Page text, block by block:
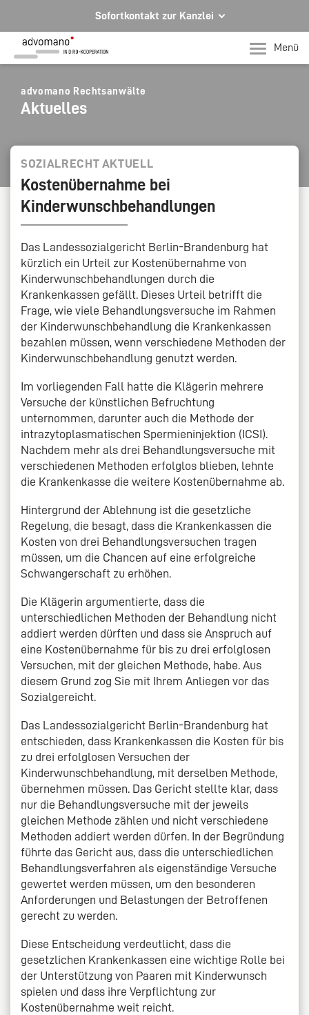
Sofortkontakt zur Kanzlei
Ihre Rechtsberatung in Hagen und Iserlohn
Ihr direkter Kontakt zu uns
Telefon Hagen
+49 2331 91599-0
Per E-Mail für Sie da.
mail@advomano.de
Menü
advomano Rechtsanwälte
Aktuelles
SOZIALRECHT AKTUELL
Kostenübernahme bei
Kinderwunschbehandlungen
Das Landessozialgericht Berlin-Brandenburg hat
kürzlich ein Urteil zur Kostenübernahme von
Kinderwunschbehandlungen durch die
Krankenkassen gefällt. Dieses Urteil betrifft die
Frage, wie viele Behandlungsversuche im Rahmen
der Kinderwunschbehandlung die Krankenkassen
bezahlen müssen, wenn verschiedene Methoden der
Kinderwunschbehandlung genutzt werden.
Im vorliegenden Fall hatte die Klägerin mehrere
Versuche der künstlichen Befruchtung
unternommen, darunter auch die Methode der
intrazytoplasmatischen Spermieninjektion (ICSI).
Nachdem mehr als drei Behandlungsversuche mit
verschiedenen Methoden erfolglos blieben, lehnte
die Krankenkasse die weitere Kostenübernahme ab.
Hintergrund der Ablehnung ist die gesetzliche
Regelung, die besagt, dass die Krankenkassen die
Kosten von drei Behandlungsversuchen tragen
müssen, um die Chancen auf eine erfolgreiche
Schwangerschaft zu erhöhen.
Die Klägerin argumentierte, dass die
unterschiedlichen Methoden der Behandlung nicht
addiert werden dürften und dass sie Anspruch auf
eine Kostenübernahme für bis zu drei erfolglosen
Versuchen, mit der gleichen Methode, habe. Aus
diesem Grund zog Sie mit Ihrem Anliegen vor das
Sozialgereicht.
Das Landessozialgericht Berlin-Brandenburg hat
entschieden, dass Krankenkassen die Kosten für bis
zu drei erfolglosen Versuchen der
Kinderwunschbehandlung, mit derselben Methode,
übernehmen müssen. Das Gericht stellte klar, dass
nur die Behandlungsversuche mit der jeweils
gleichen Methode zählen und nicht verschiedene
Methoden addiert werden dürfen. In der Begründung
führte das Gericht aus, dass die unterschiedlichen
Behandlungsverfahren als eigenständige Versuche
gewertet werden müssen, um den besonderen
Anforderungen und Belastungen der Betroffenen
gerecht zu werden.
Diese Entscheidung verdeutlicht, dass die
gesetzlichen Krankenkassen eine wichtige Rolle bei
der Unterstützung von Paaren mit Kinderwunsch
spielen und dass ihre Verpflichtung zur
Kostenübernahme weit reicht.